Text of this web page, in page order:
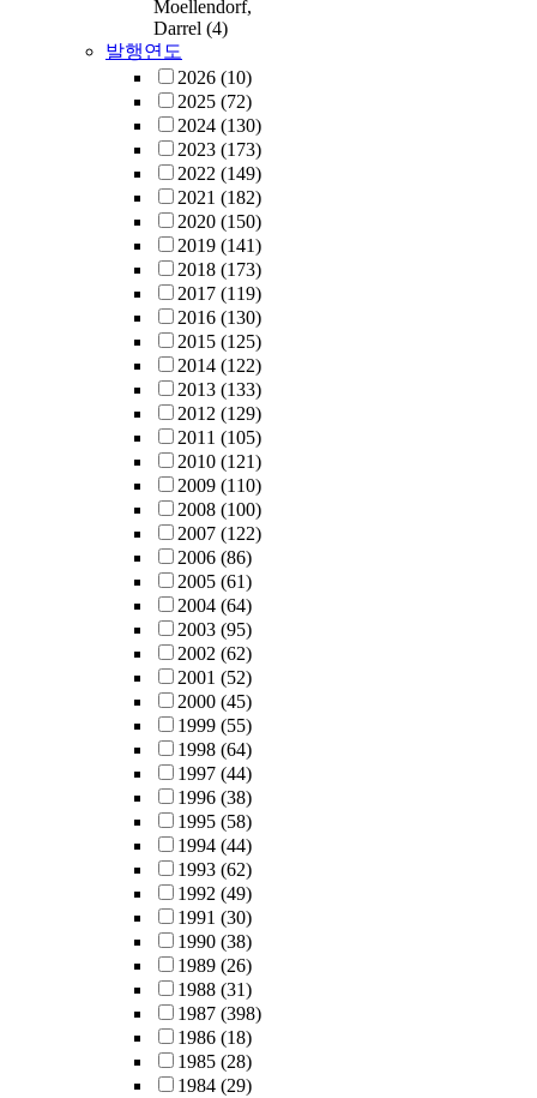
Moellendorf,
Darrel (4)
발행연도
2026 (10)
2025 (72)
2024 (130)
2023 (173)
2022 (149)
2021 (182)
2020 (150)
2019 (141)
2018 (173)
2017 (119)
2016 (130)
2015 (125)
2014 (122)
2013 (133)
2012 (129)
2011 (105)
2010 (121)
2009 (110)
2008 (100)
2007 (122)
2006 (86)
2005 (61)
2004 (64)
2003 (95)
2002 (62)
2001 (52)
2000 (45)
1999 (55)
1998 (64)
1997 (44)
1996 (38)
1995 (58)
1994 (44)
1993 (62)
1992 (49)
1991 (30)
1990 (38)
1989 (26)
1988 (31)
1987 (398)
1986 (18)
1985 (28)
1984 (29)